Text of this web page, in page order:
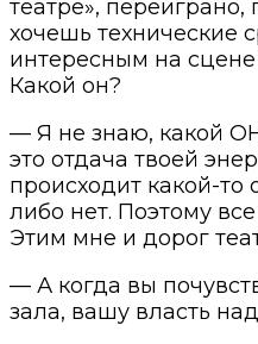
театре»,
хочешь технические
интересным на
Какой он?
— Я не знаю, какой
это отдача твоей
происходит какой-то
либо нет. Поэтому
Этим мне и дорог
— А когда вы
зала, вашу власть